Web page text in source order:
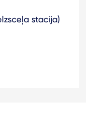
stacija)